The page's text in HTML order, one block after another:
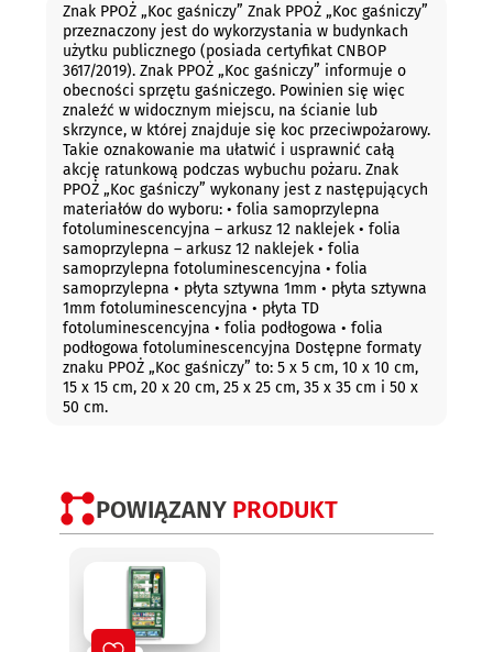
Znak PPOŻ „Koc gaśniczy” Znak PPOŻ „Koc gaśniczy”
przeznaczony jest do wykorzystania w budynkach
użytku publicznego (posiada certyfikat CNBOP
3617/2019). Znak PPOŻ „Koc gaśniczy” informuje o
obecności sprzętu gaśniczego. Powinien się więc
znaleźć w widocznym miejscu, na ścianie lub
skrzynce, w której znajduje się koc przeciwpożarowy.
Takie oznakowanie ma ułatwić i usprawnić całą
akcję ratunkową podczas wybuchu pożaru. Znak
PPOŻ „Koc gaśniczy” wykonany jest z następujących
materiałów do wyboru: • folia samoprzylepna
fotoluminescencyjna – arkusz 12 naklejek • folia
samoprzylepna – arkusz 12 naklejek • folia
samoprzylepna fotoluminescencyjna • folia
samoprzylepna • płyta sztywna 1mm • płyta sztywna
1mm fotoluminescencyjna • płyta TD
fotoluminescencyjna • folia podłogowa • folia
podłogowa fotoluminescencyjna Dostępne formaty
znaku PPOŻ „Koc gaśniczy” to: 5 x 5 cm, 10 x 10 cm,
15 x 15 cm, 20 x 20 cm, 25 x 25 cm, 35 x 35 cm i 50 x
50 cm.
POWIĄZANY PRODUKT